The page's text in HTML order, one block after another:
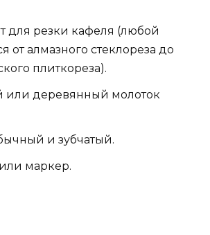
для резки кафеля (любой
алмазного стеклореза до
плиткореза).
или деревянный молоток
и зубчатый.
маркер.